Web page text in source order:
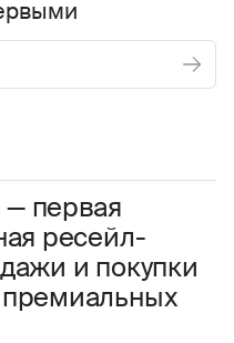
— первая
ресейл-
и покупки
соглашения
информации.